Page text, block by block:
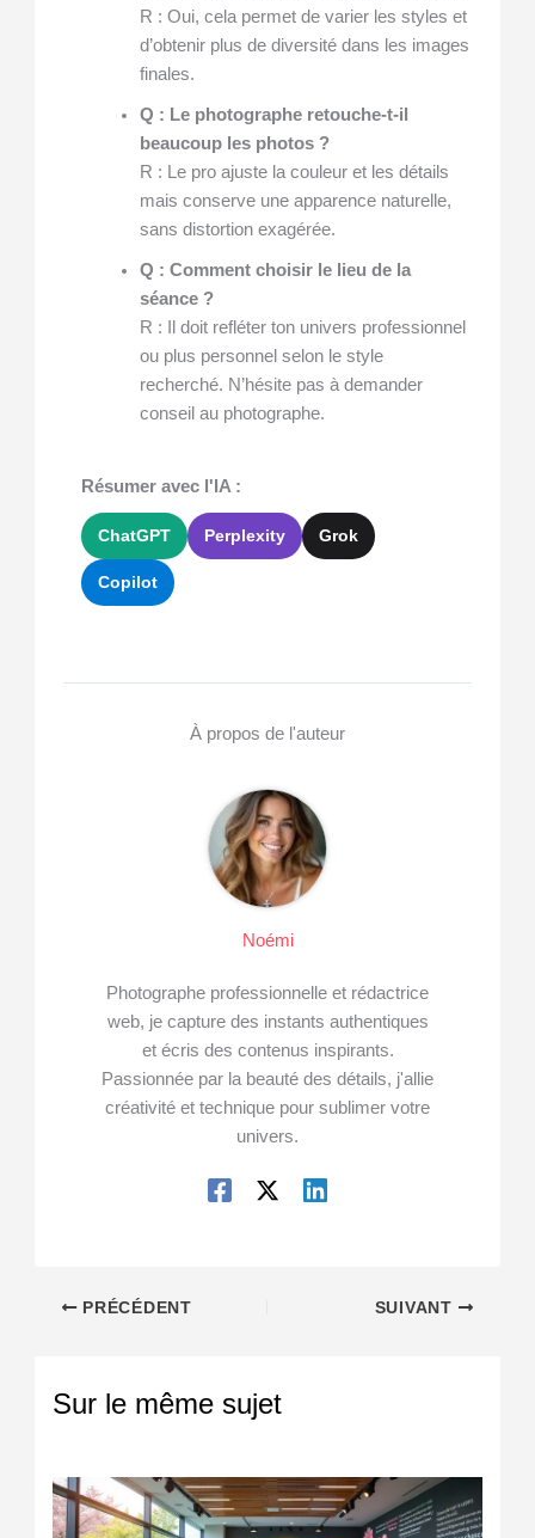
R : Oui, cela permet de varier les styles et
d’obtenir plus de diversité dans les images
finales.
Q : Le photographe retouche-t-il
beaucoup les photos ?
R : Le pro ajuste la couleur et les détails
mais conserve une apparence naturelle,
sans distortion exagérée.
Q : Comment choisir le lieu de la
séance ?
R : Il doit refléter ton univers professionnel
ou plus personnel selon le style
recherché. N’hésite pas à demander
conseil au photographe.
Résumer avec l'IA :
ChatGPT Perplexity Grok
Copilot
À propos de l'auteur
Noémi
Photographe professionnelle et rédactrice
web, je capture des instants authentiques
et écris des contenus inspirants.
Passionnée par la beauté des détails, j'allie
créativité et technique pour sublimer votre
univers.
PRÉCÉDENT SUIVANT
Sur le même sujet